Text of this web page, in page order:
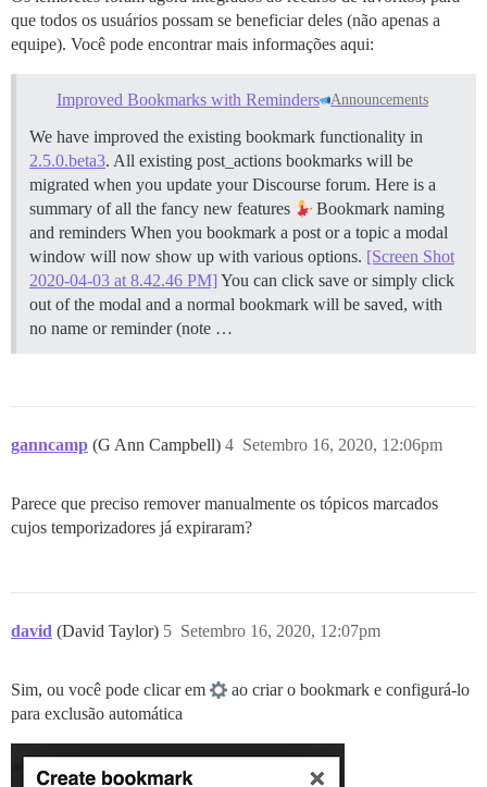
que todos os usuários possam se beneficiar deles (não apenas a
equipe). Você pode encontrar mais informações aqui:
Improved Bookmarks with Reminders Announcements
We have improved the existing bookmark functionality in
2.5.0.beta3. All existing post_actions bookmarks will be
migrated when you update your Discourse forum. Here is a
summary of all the fancy new features
Bookmark naming
and reminders When you bookmark a post or a topic a modal
window will now show up with various options. [Screen Shot
2020-04-03 at 8.42.46 PM] You can click save or simply click
out of the modal and a normal bookmark will be saved, with
no name or reminder (note …
ganncamp (G Ann Campbell) Setembro 16, 2020, 12:06pm
4
Parece que preciso remover manualmente os tópicos marcados
cujos temporizadores já expiraram?
david (David Taylor) Setembro 16, 2020, 12:07pm
5
Sim, ou você pode clicar em
ao criar o bookmark e configurá-lo
para exclusão automática